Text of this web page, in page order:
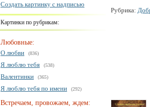
Создать картинку с надписью
Картинки по рубрикам:
Любовные:
О любви
(836)
Я люблю тебя (538)
Валентинки (365)
Я люблю тебя по имени (292)
Встречаем, провожаем, ждем:
Рубрика: